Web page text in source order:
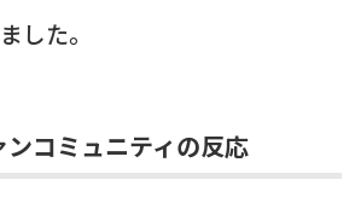
した。
コミュニティの反応